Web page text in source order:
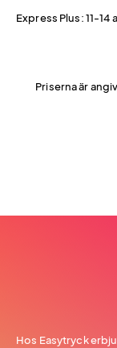
Express Plus: 11-14
Priserna är
Hos Easytryck